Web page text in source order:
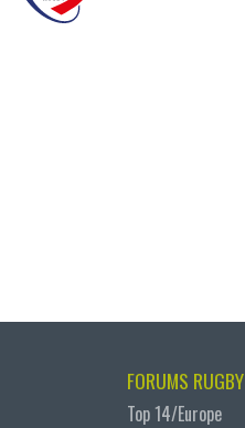
FORUMS RUGBY
Top 14/Europe